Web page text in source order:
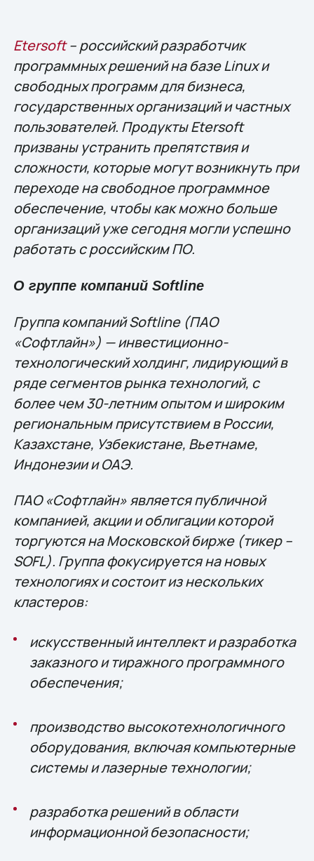
Etersoft– российский разработчик
программных решений на базе Linux и
свободных программ для бизнеса,
государственных организаций и частных
пользователей. Продукты Etersoft
призваны устранить препятствия и
сложности, которые могут возникнуть при
переходе на свободное программное
обеспечение, чтобы как можно больше
организаций уже сегодня могли успешно
работать с российским ПО.
О группе компаний Softline
Группа компаний Softline (ПАО
«Софтлайн») — инвестиционно-
технологический холдинг, лидирующий в
ряде сегментов рынка технологий, c
более чем 30-летним опытом и широким
региональным присутствием в России,
Казахстане, Узбекистане, Вьетнаме,
Индонезии и ОАЭ.
ПАО «Софтлайн» является публичной
компанией, акции и облигации которой
торгуются на Московской бирже (тикер –
SOFL). Группа фокусируется на новых
технологиях и состоит из нескольких
кластеров:
искусственный интеллект и разработка
заказного и тиражного программного
обеспечения;
производство высокотехнологичного
оборудования, включая компьютерные
системы и лазерные технологии;
разработка решений в области
информационной безопасности;